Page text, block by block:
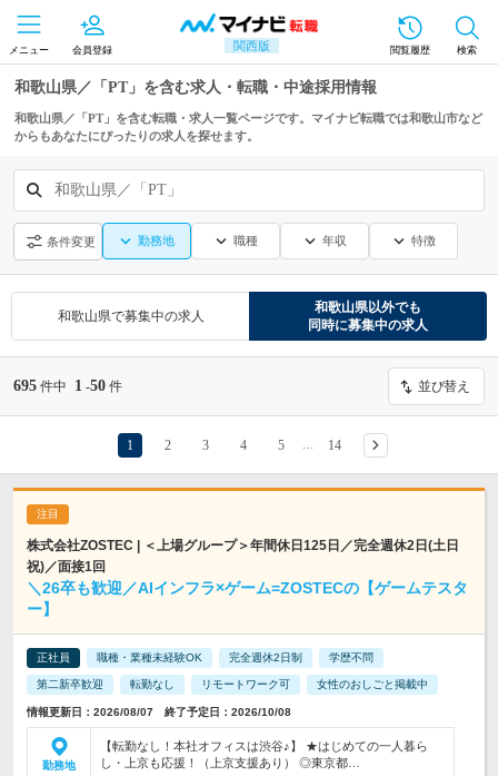
関西版
メニュー 会員登録 閲覧履歴 検索
和歌山県／「PT」を含む求人・転職・中途採用情報
和歌山県／「PT」を含む転職・求人一覧ページです。マイナビ転職では和歌山市など
からもあなたにぴったりの求人を探せます。
和歌山県／「PT」
条件変更 勤務地 職種 年収 特徴
和歌山県で募集中の求人
和歌山県以外でも
同時に募集中の求人
695 件中 1 -50 件 並び替え
1 2 3 4 5 14
株式会社ZOSTEC | ＜上場グループ＞年間休日125日／完全週休2日(土日
祝)／面接1回
＼26卒も歓迎／AIインフラ×ゲーム=ZOSTECの【ゲームテスタ
ー】
正社員 職種・業種未経験OK 完全週休2日制 学歴不問
第二新卒歓迎 転勤なし リモートワーク可 女性のおしごと掲載中
情報更新日：2026/08/07 終了予定日：2026/10/08
勤務地
【転勤なし！本社オフィスは渋谷♪】 ★はじめての一人暮ら
し・上京も応援！（上京支援あり） ◎東京都…